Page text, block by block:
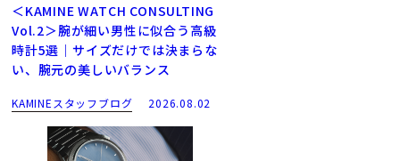
＜KAMINE WATCH CONSULTING
Vol.2＞腕が細い男性に似合う高級
時計5選｜サイズだけでは決まらな
い、腕元の美しいバランス
KAMINEスタッフブログ 2026.08.02